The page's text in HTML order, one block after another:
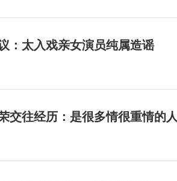
：太入戏亲女演员纯属造谣
交往经历：是很多情很重情的人